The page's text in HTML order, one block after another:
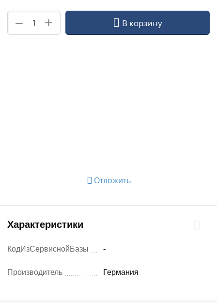
+
− В корзину
Отложить
Характеристики
КодИзСервиснойБазы -
Производитель Германия